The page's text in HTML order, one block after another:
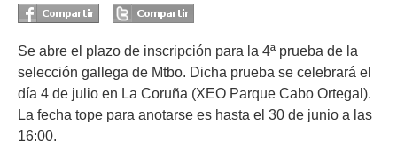
Se abre el plazo de inscripción para la 4ª prueba de la
selección gallega de Mtbo. Dicha prueba se celebrará el
día 4 de julio en La Coruña (XEO Parque Cabo Ortegal).
La fecha tope para anotarse es hasta el 30 de junio a las
16:00.